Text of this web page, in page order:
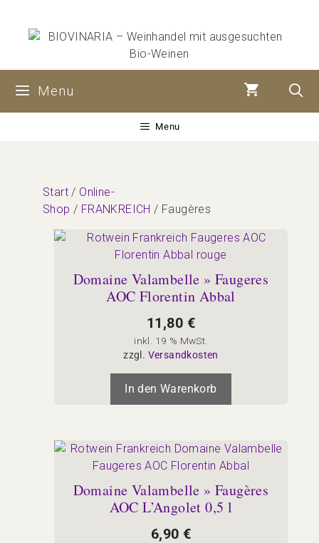
springen
Menu
Menu
Start / Online-
Shop / FRANKREICH / Faugères
Domaine Valambelle » Faugeres
AOC Florentin Abbal
11,80 €
inkl. 19 % MwSt.
zzgl. Versandkosten
In den Warenkorb
Domaine Valambelle » Faugères
AOC L’Angolet 0,5 l
6,90 €